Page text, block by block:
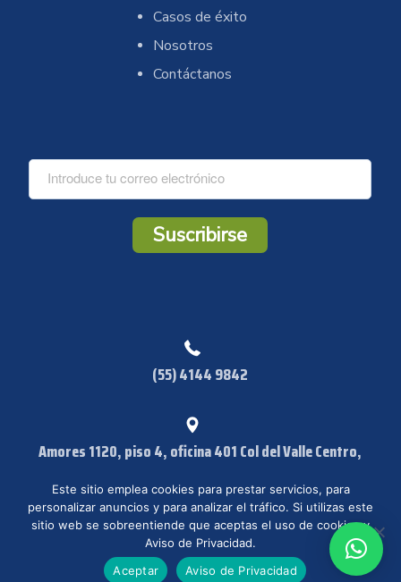
Casos de éxito
Nosotros
Contáctanos
C
r
Suscribirse
(55) 4144 9842
Amores 1120, piso 4, oficina 401 Col del Valle Centro,
© IISI 2023. Todos los derechos reservados. /Aviso de Privacidad
Este sitio emplea cookies para prestar servicios, para
personalizar anuncios y para analizar el tráfico. Si utilizas este
sitio web se sobreentiende que aceptas el uso de cookies y
Aviso de Privacidad.
Aceptar
Aviso de Privacidad